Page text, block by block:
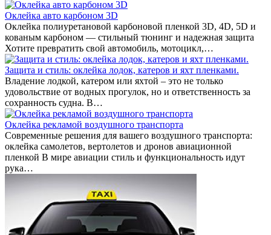
Оклейка авто карбоном 3D
Оклейка полиуретановой карбоновой пленкой 3D, 4D, 5D и
кованым карбоном — стильный тюнинг и надежная защита
Хотите превратить свой автомобиль, мотоцикл,…
Защита и стиль: оклейка лодок, катеров и яхт пленками.
Владение лодкой, катером или яхтой – это не только
удовольствие от водных прогулок, но и ответственность за
сохранность судна. В…
Оклейка рекламой воздушного транспорта
Современные решения для вашего воздушного транспорта:
оклейка самолетов, вертолетов и дронов авиационной
пленкой В мире авиации стиль и функциональность идут
рука…